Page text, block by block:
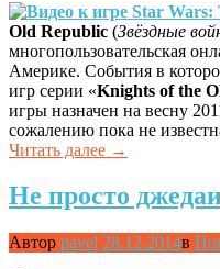
Old Republic (Звёздные
многопользовательская
Америке. События в
игр серии «Knights of the
игры назначен на весну
сожалению пока не
Читать далее «Видео
игре
Star
The
→
Не просто
Автор pavel 28.12.2014в